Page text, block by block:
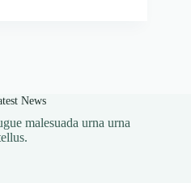
News
malesuada urna urna